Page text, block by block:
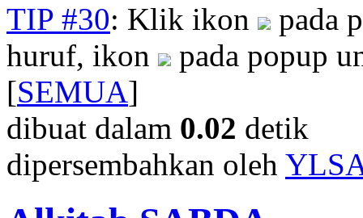
TIP #30: Klik ikon
pada
huruf, ikon
pada popup
[SEMUA]
dibuat dalam 0.02 detik
dipersembahkan oleh